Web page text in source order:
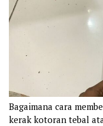
Bagaimana cara
kerak kotoran tebal